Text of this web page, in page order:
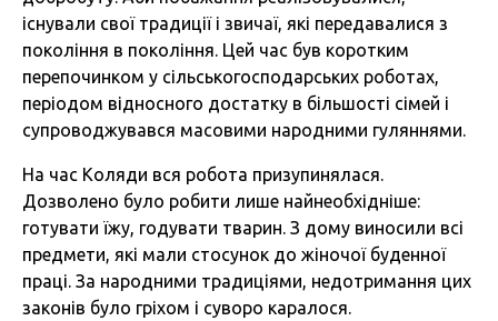
існували свої традиції і звичаї, які передавалися з
покоління в покоління. Цей час був коротким
перепочинком у сільськогосподарських роботах,
періодом відносного достатку в більшості сімей і
супроводжувався масовими народними гуляннями.
На час Коляди вся робота призупинялася.
Дозволено було робити лише найнеобхідніше:
готувати їжу, годувати тварин. З дому виносили всі
предмети, які мали стосунок до жіночої буденної
праці. За народними традиціями, недотримання цих
законів було гріхом і суворо каралося.